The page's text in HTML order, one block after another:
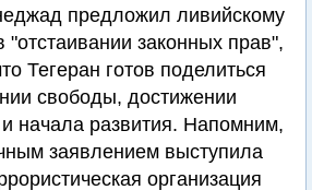
предложил ливийскому
законных прав",
Тегеран готов поделиться
свободы, достижении
начала развития. Напомним,
заявлением выступила
организация